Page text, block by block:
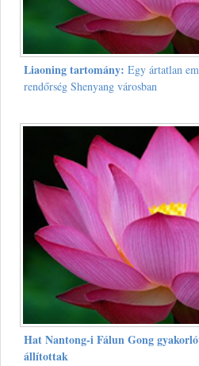
Liaoning tartomány: Egy ártatlan
rendőrség Shenyang városban
Hat Nantong-i Fálun Gong
állítottak